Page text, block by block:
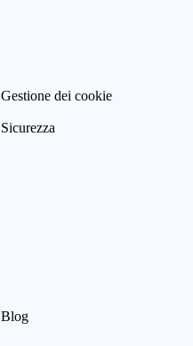
Gestione dei cookie
Sicurezza
Blog